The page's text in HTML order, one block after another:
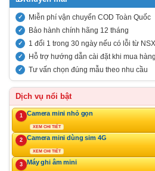
Miễn phí vận chuyển COD Toàn Quốc
Bảo hành chính hãng 12 tháng
1 đổi 1 trong 30 ngày nếu có lỗi từ NSX
Hỗ trợ hướng dẫn cài đặt khi mua hàng
Tư vấn chọn đúng mẫu theo nhu cầu
Dịch vụ nổi bật
1 Camera mini nhỏ gọn
XEM CHI TIẾT
2 Camera mini dùng sim 4G
XEM CHI TIẾT
3 Máy ghi âm mini